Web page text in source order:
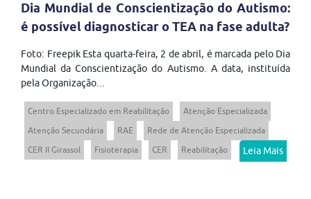
Dia Mundial de Conscientização do Autismo:
é possível diagnosticar o TEA na fase adulta?
Foto: Freepik Esta quarta-feira, 2 de abril, é marcada pelo Dia
Mundial da Conscientização do Autismo. A data, instituída
pela Organização...
Centro Especializado em Reabilitação
Atenção Especializada
Atenção Secundária
RAE
Rede de Atenção Especializada
CER II Girassol
Fisioterapia CER Reabilitação Leia Mais